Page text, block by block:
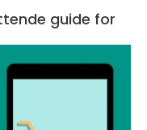
guide for